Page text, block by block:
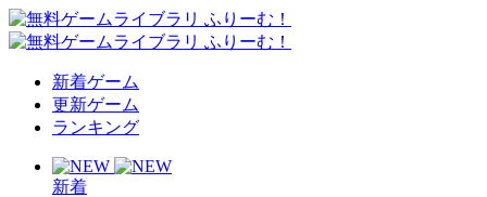
新着ゲーム
更新ゲーム
ランキング
新着